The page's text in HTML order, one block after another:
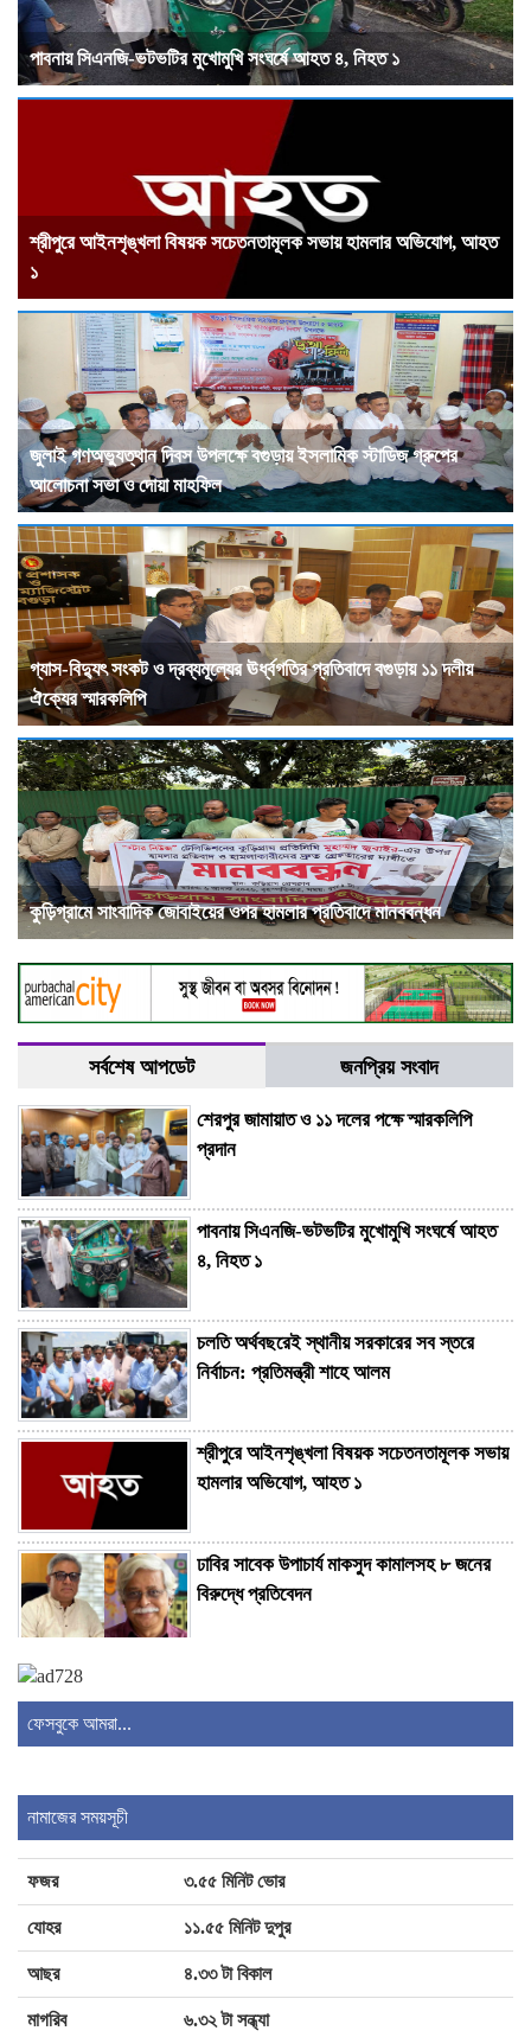
পাবনায় সিএনজি-ভটভটির মুখোমুখি সংঘর্ষে আহত ৪, নিহত ১
শ্রীপুরে আইনশৃঙ্খলা বিষয়ক সচেতনতামূলক সভায় হামলার অভিযোগ, আহত
১
জুলাই গণঅভ্যুত্থান দিবস উপলক্ষে বগুড়ায় ইসলামিক স্টাডিজ গ্রুপের
আলোচনা সভা ও দোয়া মাহফিল
গ্যাস-বিদ্যুৎ সংকট ও দ্রব্যমূল্যের ঊর্ধ্বগতির প্রতিবাদে বগুড়ায় ১১ দলীয়
ঐক্যের স্মারকলিপি
কুড়িগ্রামে সাংবাদিক জোবাইয়ের ওপর হামলার প্রতিবাদে মানববন্ধন
সর্বশেষ আপডেট জনপ্রিয় সংবাদ
শেরপুর জামায়াত ও ১১ দলের পক্ষে স্মারকলিপি
প্রদান
পাবনায় সিএনজি-ভটভটির মুখোমুখি সংঘর্ষে আহত
৪, নিহত ১
চলতি অর্থবছরেই স্থানীয় সরকারের সব স্তরে
নির্বাচন: প্রতিমন্ত্রী শাহে আলম
শ্রীপুরে আইনশৃঙ্খলা বিষয়ক সচেতনতামূলক সভায়
হামলার অভিযোগ, আহত ১
ঢাবির সাবেক উপাচার্য মাকসুদ কামালসহ ৮ জনের
বিরুদ্ধে প্রতিবেদন
হারমোনিয়াম উপহার
ইসলামিক স্টাডিজ গ্রুপের আলোচনা সভা ও দোয়া
মাহফিল
গ্যাস-বিদ্যুৎ সংকট ও দ্রব্যমূল্যের ঊর্ধ্বগতির
ফেসবুকে আমরা...
নামাজের সময়সূচী
ফজর ৩.৫৫ মিনিট ভোর
যোহর ১১.৫৫ মিনিট দুপুর
আছর ৪.৩৩ টা বিকাল
মাগরিব ৬.৩২ টা সন্ধ্যা